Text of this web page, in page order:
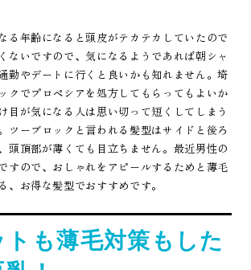
る年齢になると頭皮がテカテカしていたので
ないですので、気になるようであれば朝シャ
勤やデートに行くと良いかも知れません。埼
クでプロペシアを処方してもらってもよいか
目が気になる人は思い切って短くしてしまう
ツーブロックと言われる髪型はサイドと後ろ
頭頂部が薄くても目立ちません。最近男性の
すので、おしゃれをアピールするためと薄毛
、お得な髪型でおすすめです。
も薄毛対策もした